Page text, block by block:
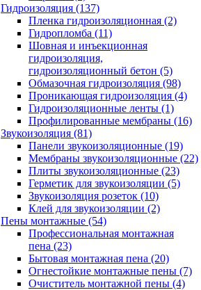
Гидроизоляция (137)
Пленка гидроизоляционная (2)
Гидропломба (11)
Шовная и инъекционная
гидроизоляция,
гидроизоляционный бетон (5)
Обмазочная гидроизоляция (98)
Проникающая гидроизоляция (4)
Гидроизоляционные ленты (1)
Профилированные мембраны (16)
Звукоизоляция (81)
Панели звукоизоляционные (19)
Мембраны звукоизоляционные (22)
Плиты звукоизоляционные (23)
Герметик для звукоизоляции (5)
Звукоизоляция розеток (10)
Клей для звукоизоляции (2)
Пены монтажные (54)
Профессиональная монтажная
пена (23)
Бытовая монтажная пена (20)
Огнестойкие монтажные пены (7)
Очиститель монтажной пены (4)